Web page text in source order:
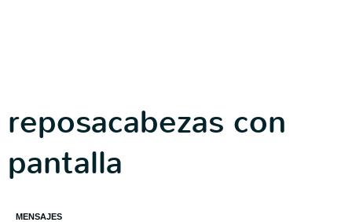
reposacabezas con
pantalla
MENSAJES